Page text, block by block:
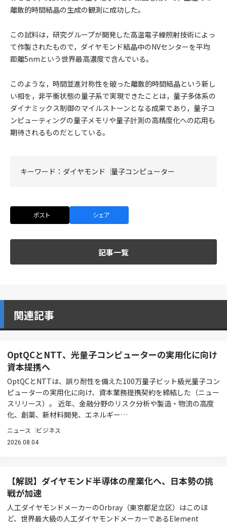
離散的時間結晶の生成の観測に成功した。
この試料は，研究グループが開発した高温電子線照射技術によっ
て作製されたもので，ダイヤモンド結晶中のNVセンターを平均
距離5nmという世界最高濃度で含んでいる。
このような，時間並進対称性を破った離散的時間結晶という新し
い相を，非平衡状態の量子系で実現できたことは，量子多体系の
ダイナミックス制御のマイルストーンとなる成果であり，量子コ
ンピューティングの量子メモリや量子計測の高精度化への応用も
期待されるものだとしている。
キーワード： ダイヤモンド 量子コンピューター
ポスト シェア
記事一覧
関連記事
OptQCとNTT、光量子コンピューターの実用化に向け
資本提携へ
OptQCとNTTは、誤り耐性を備えた100万量子ビット級光量子コン
ピューターの実用化に向け、資本業務提携契約を締結した（ニュー
スリリース）。 近年、金融分野のリスク分析や製造・物流の高度
化、創薬、新材料開発、エネルギー…
ニュース ビジネス
2026.08.04
【解説】ダイヤモンド半導体の産業化へ、日本勢の挑
戦が加速
人工ダイヤモンドメーカーのOrbray（東京都足立区）はこのほ
ど、世界最大級の人工ダイヤモンドメーカーであるElement